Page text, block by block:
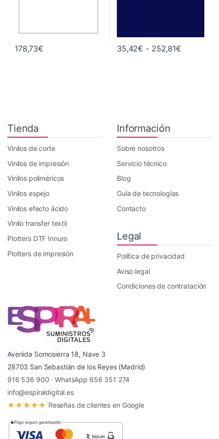
178,73€ 35,42€ - 252,81€Rango de
Este producto tiene múltiples
Tienda
Vinilos de corte
Vinilos de impresión
Vinilos poliméricos
Vinilos espejo
Vinilos efecto ácido
Vinilo transfer textil
Plotters DTF Innuro
Plotters de impresión
Información
Sobre nosotros
Servicio técnico
Blog
Guía de tecnologías
Contacto
Legal
Política de privacidad
Aviso legal
Condiciones de contratación
Avenida Somosierra 18, Nave 3
28703 San Sebastián de los Reyes (Madrid)
916 536 900 ·WhatsApp 656 351 274
info@espiraldigital.es
★★★★★ Reseñas de clientes en Google